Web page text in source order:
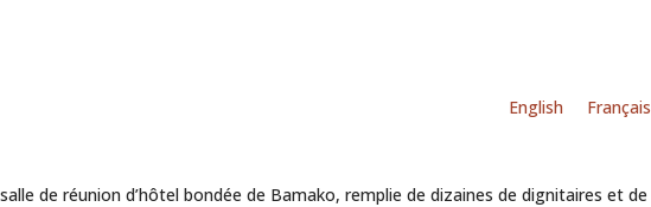
English Français
de réunion d’hôtel bondée de Bamako, remplie de dizaines de dignitaires et de